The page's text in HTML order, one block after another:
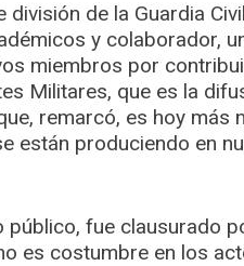
de la Guardia
y colaborador,
miembros por
Militares, que es la
remarcó, es hoy más
están produciendo en
fue clausurado
es costumbre en los